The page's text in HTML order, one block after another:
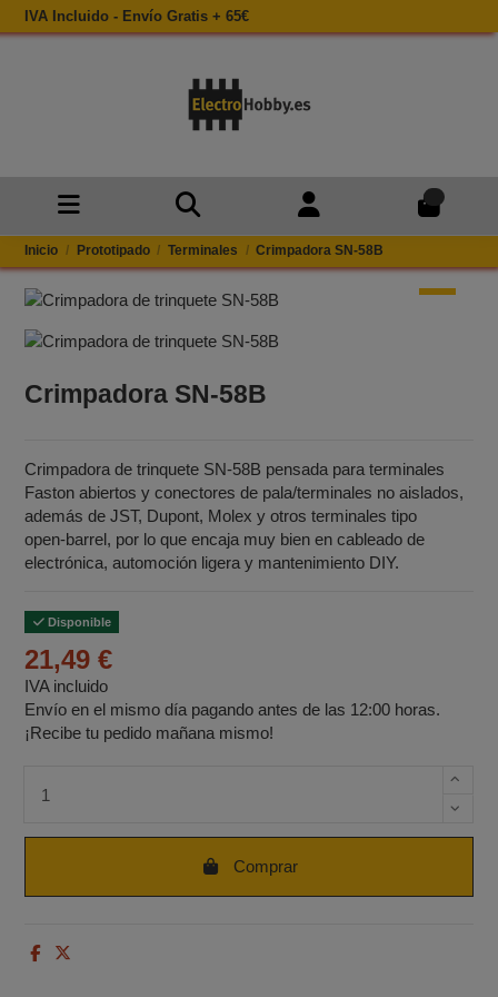
IVA Incluido - Envío Gratis + 65€
Inicio Prototipado Terminales Crimpadora SN-58B
Crimpadora SN-58B
Crimpadora de trinquete SN‑58B pensada para terminales
Faston abiertos y conectores de pala/terminales no aislados,
además de JST, Dupont, Molex y otros terminales tipo
open‑barrel, por lo que encaja muy bien en cableado de
electrónica, automoción ligera y mantenimiento DIY.
Disponible
21,49 €
IVA incluido
Envío en el mismo día pagando antes de las 12:00 horas.
¡Recibe tu pedido mañana mismo!
Comprar